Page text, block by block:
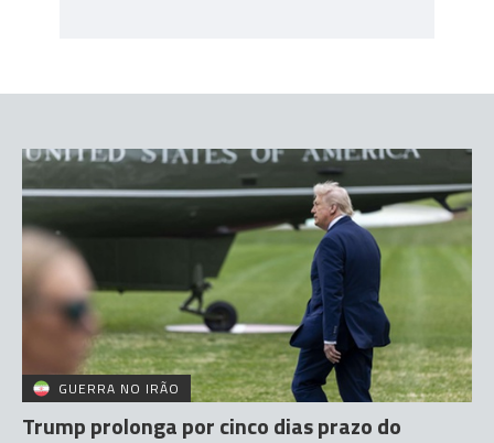
GUERRA NO IRÃO
Trump prolonga por cinco dias prazo do